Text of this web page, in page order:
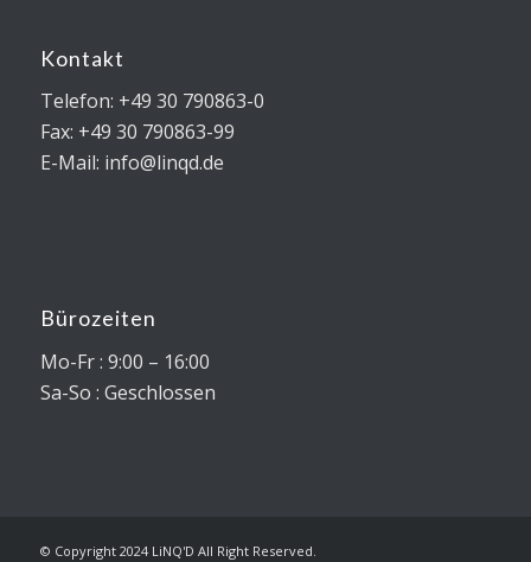
Kontakt
Telefon: +49 30 790863-0
Fax: +49 30 790863-99
E-Mail: info@linqd.de
Bürozeiten
Mo-Fr : 9:00 – 16:00
Sa-So : Geschlossen
© Copyright 2024 LiNQ'D All Right Reserved.